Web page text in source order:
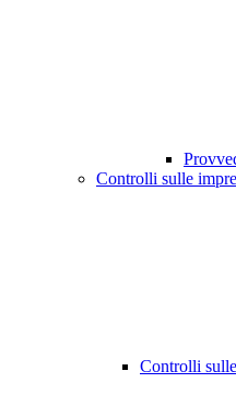
Controlli sulle
Controlli